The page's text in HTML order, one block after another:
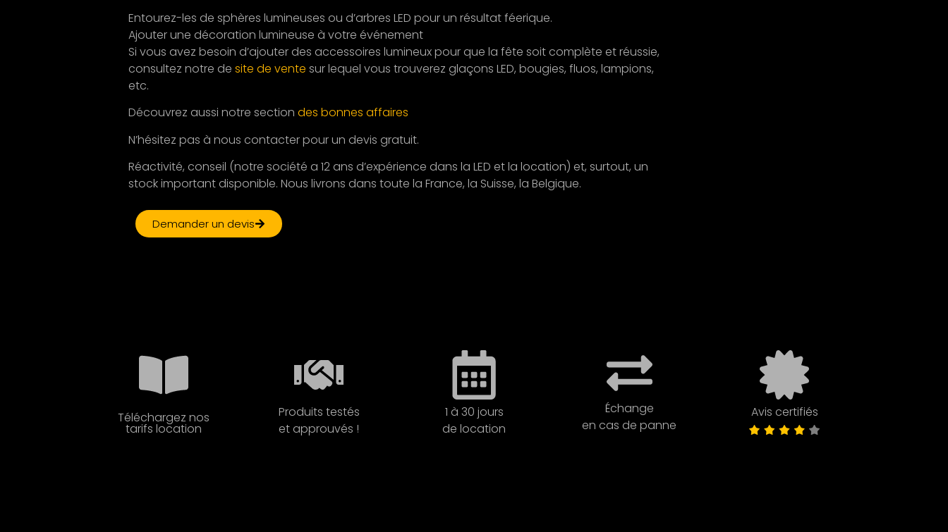
Entourez-les de sphères lumineuses ou d’arbres LED pour un résultat féerique.
Ajouter une décoration lumineuse à votre événement
Si vous avez besoin d’ajouter des accessoires lumineux pour que la fête soit complète et réussie,
consultez notre de site de vente sur lequel vous trouverez glaçons LED, bougies, fluos, lampions,
etc.
Découvrez aussi notre section des bonnes affaires
N’hésitez pas à nous contacter pour un devis gratuit.
Réactivité, conseil (notre société a 12 ans d’expérience dans la LED et la location) et, surtout, un
stock important disponible. Nous livrons dans toute la France, la Suisse, la Belgique.
Demander un devis
Téléchargez nos
tarifs location
Produits testés
et approuvés !
1 à 30 jours
de location
Échange
en cas de panne
Avis certifiés